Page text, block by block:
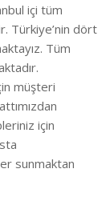
içi tüm
Türkiye’nin dört
Tüm
müşteri
için
sunmaktan